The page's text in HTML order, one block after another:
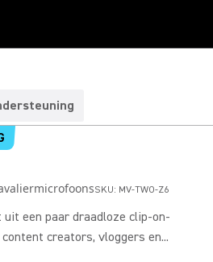
SKU: MV-TWO-Z6
een paar draadloze clip-on-
creators, vloggers en...